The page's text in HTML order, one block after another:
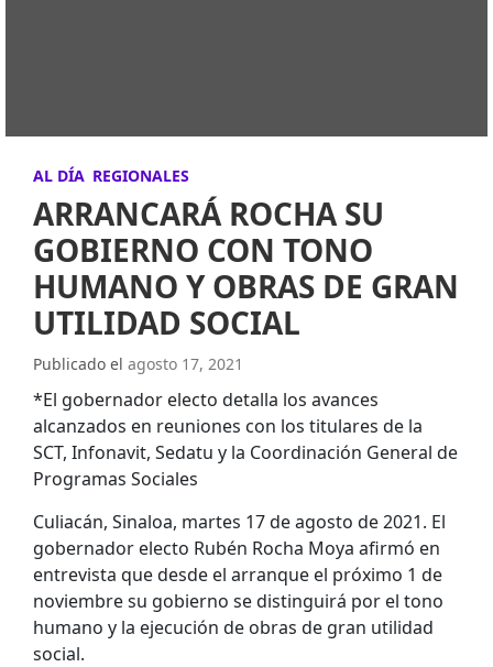
AL DÍA REGIONALES
ARRANCARÁ ROCHA SU
GOBIERNO CON TONO
HUMANO Y OBRAS DE GRAN
UTILIDAD SOCIAL
Publicado el agosto 17, 2021
*El gobernador electo detalla los avances
alcanzados en reuniones con los titulares de la
SCT, Infonavit, Sedatu y la Coordinación General de
Programas Sociales
Culiacán, Sinaloa, martes 17 de agosto de 2021. El
gobernador electo Rubén Rocha Moya afirmó en
entrevista que desde el arranque el próximo 1 de
noviembre su gobierno se distinguirá por el tono
humano y la ejecución de obras de gran utilidad
social.